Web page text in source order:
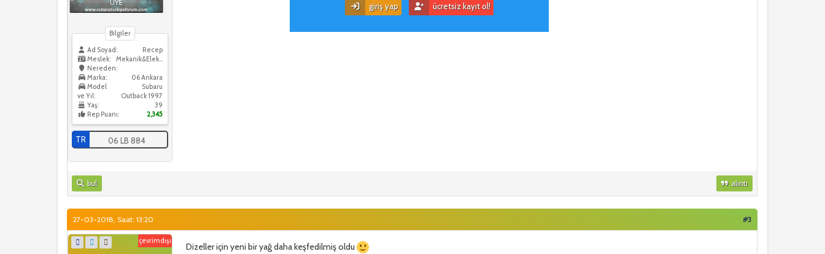
giriş yap ücretsiz kayıt ol!
Bilgiler
Ad Soyad:
Recep
Meslek:
Mekanik&Elektrik
Nereden:
06 Ankara
Marka:
Subaru
Model
ve Yıl:
Outback 1997
Yaş:
39
Rep Puanı:
2,345
TR 06 LB 884
bul alıntı
#3
27-03-2018, Saat: 13:20
çevrimdışı
Dizeller için yeni bir yağ daha keşfedilmiş oldu